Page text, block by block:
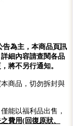
為主，本商品頁訊
細內容請查閱各品
將不另行通知。
商品，切勿拆封與
能以福利品出售，
費用(回復原狀、